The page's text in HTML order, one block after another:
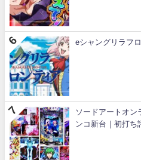
eシャングリラフ
ソードアートオン
ンコ新台｜初打ち